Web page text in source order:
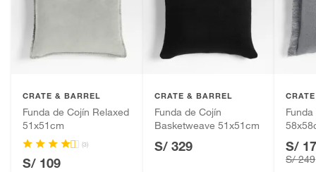
Alimentos, bebidas, fórmulas y leches para bebés.
Productos hechos a medida.
Pinturas de color a pedido.
Plantas.
Baterías de auto.
Motocicletas y bicicletas motorizadas.
Licores y cigarros electrónicos.
CRATE & BARREL
Funda de Cojín Relaxed
51x51cm
(3)
S/ 109
CRATE & BARREL
Funda de Cojín
Basketweave 51x51cm
S/ 329 S/
S/ 249